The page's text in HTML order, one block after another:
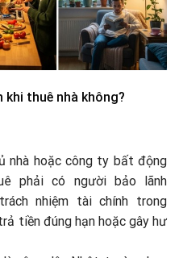
khi thuê nhà không?
nhà hoặc công ty bất động
phải có người bảo lãnh
nhiệm tài chính trong
tiền đúng hạn hoặc gây hư